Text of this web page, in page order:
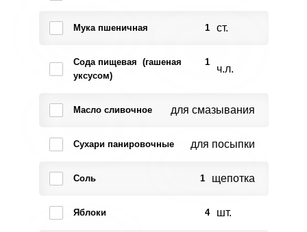
Мука пшеничная 1 ст.
Сода пищевая (гашеная
уксусом)
1
ч.л.
Масло сливочное для смазывания
Сухари панировочные для посыпки
Соль 1 щепотка
Яблоки 4 шт.